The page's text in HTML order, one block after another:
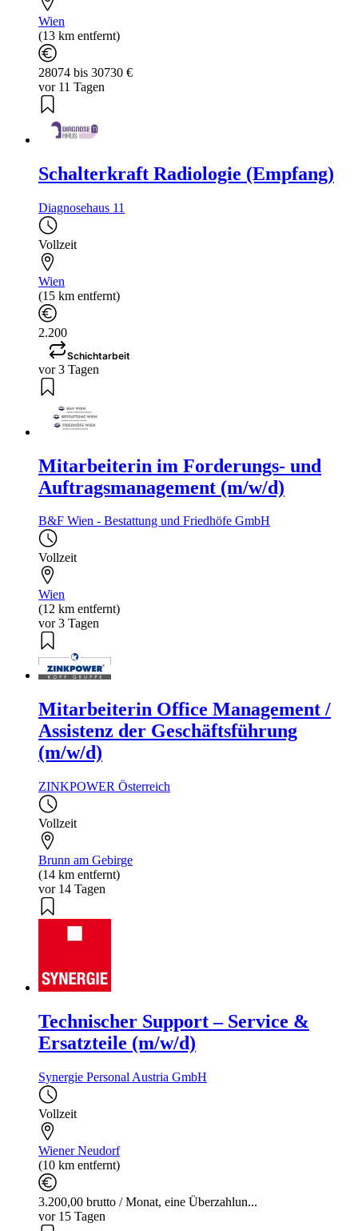
Wien
(13 km entfernt)
28074 bis 30730 €
vor 11 Tagen
Schalterkraft Radiologie (Empfang)
Diagnosehaus 11
Vollzeit
Wien
(15 km entfernt)
2.200
Schichtarbeit
vor 3 Tagen
Mitarbeiterin im Forderungs- und
Auftragsmanagement (m/w/d)
B&F Wien - Bestattung und Friedhöfe GmbH
Vollzeit
Wien
(12 km entfernt)
vor 3 Tagen
Mitarbeiterin Office Management /
Assistenz der Geschäftsführung
(m/w/d)
ZINKPOWER Österreich
Vollzeit
Brunn am Gebirge
(14 km entfernt)
vor 14 Tagen
Technischer Support – Service &
Ersatzteile (m/w/d)
Synergie Personal Austria GmbH
Vollzeit
Wiener Neudorf
(10 km entfernt)
3.200,00 brutto / Monat, eine Überzahlun...
vor 15 Tagen